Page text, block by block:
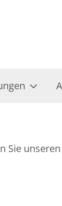
Sie